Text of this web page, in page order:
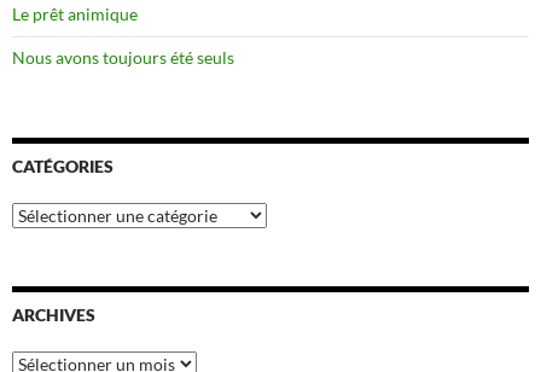
Le prêt animique
Nous avons toujours été seuls
CATÉGORIES
Catégories
ARCHIVES
Archives